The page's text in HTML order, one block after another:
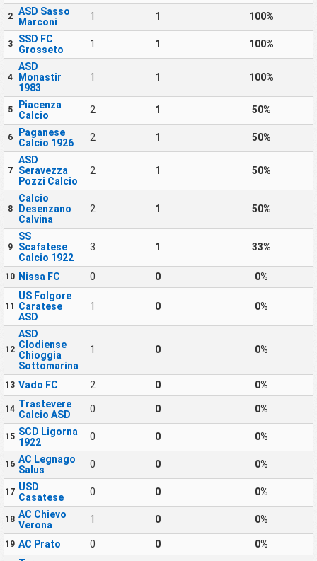
2
ASD Sasso
Marconi
1 1 100%
3
SSD FC
Grosseto
1 1 100%
4
ASD
Monastir
1983
1 1 100%
5
Piacenza
Calcio
2 1 50%
6
Paganese
Calcio 1926
2 1 50%
7
ASD
Seravezza
Pozzi Calcio
2 1 50%
8
Calcio
Desenzano
Calvina
2 1 50%
9
SS
Scafatese
Calcio 1922
3 1 33%
10 Nissa FC 0 0 0%
11
US Folgore
Caratese
ASD
1 0 0%
12
ASD
Clodiense
Chioggia
Sottomarina
1 0 0%
13 Vado FC 2 0 0%
14 Trastevere
Calcio ASD
0 0 0%
15 SCD Ligorna
1922
0 0 0%
16 AC Legnago
Salus
0 0 0%
17 USD
Casatese
0 0 0%
18 AC Chievo
Verona
1 0 0%
19 AC Prato 0 0 0%